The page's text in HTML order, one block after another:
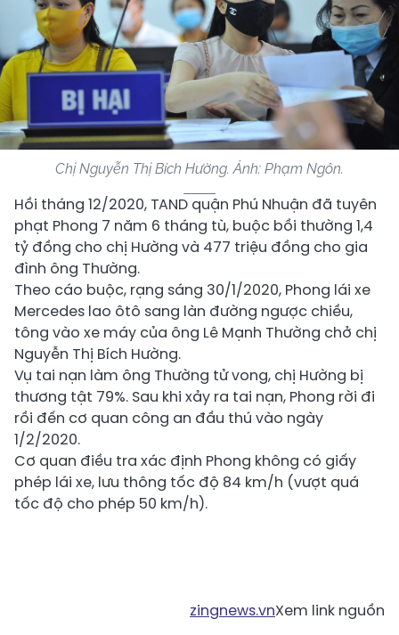
Chị Nguyễn Thị Bích Hường. Ảnh: Phạm Ngôn.
Hồi tháng 12/2020, TAND quận Phú Nhuận đã tuyên
phạt Phong 7 năm 6 tháng tù, buộc bồi thường 1,4
tỷ đồng cho chị Hường và 477 triệu đồng cho gia
đình ông Thường.
Theo cáo buộc, rạng sáng 30/1/2020, Phong lái xe
Mercedes lao ôtô sang làn đường ngược chiều,
tông vào xe máy của ông Lê Mạnh Thường chở chị
Nguyễn Thị Bích Hường.
Vụ tai nạn làm ông Thường tử vong, chị Hường bị
thương tật 79%. Sau khi xảy ra tai nạn, Phong rời đi
rồi đến cơ quan công an đầu thú vào ngày
1/2/2020.
Cơ quan điều tra xác định Phong không có giấy
phép lái xe, lưu thông tốc độ 84 km/h (vượt quá
tốc độ cho phép 50 km/h).
zingnews.vnXem link nguồn